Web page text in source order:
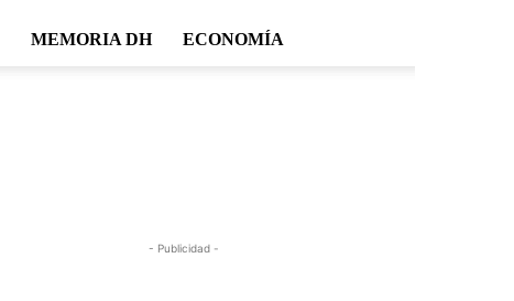
MEMORIA DH ECONOMÍA
- Publicidad -